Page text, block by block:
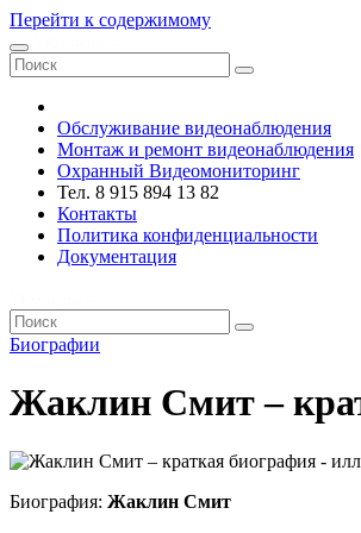
Перейти к содержимому
Обслуживание видеонаблюдения
Монтаж и ремонт видеонаблюдения
Охранный Видеомониторинг
Тел. 8 915 894 13 82
Контакты
Политика конфиденциальности
Документация
Биографии
Жаклин Смит –
Биография: Жаклин Смит